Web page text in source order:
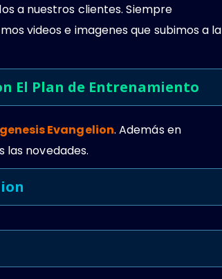
a nuestros clientes. Siempre
videos e imagenes que subimos a la
El Plan de Entrenamiento
Evangelion. Además en
las novedades.